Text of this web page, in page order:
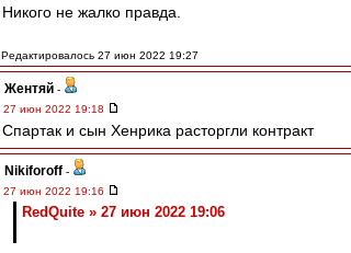
Никого не жалко правда.
Редактировалось 27 июн 2022 19:27
Жентяй -
27 июн 2022 19:18
Спартак и сын Хенрика расторгли контракт
Nikiforoff -
27 июн 2022 19:16
RedQuite » 27 июн 2022 19:06